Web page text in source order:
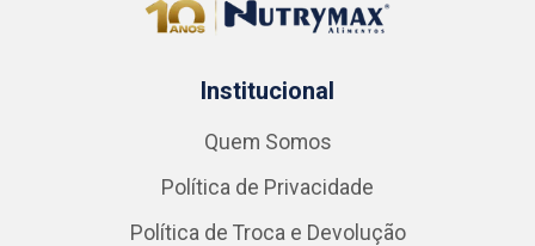
Institucional
Quem Somos
Política de Privacidade
Política de Troca e Devolução